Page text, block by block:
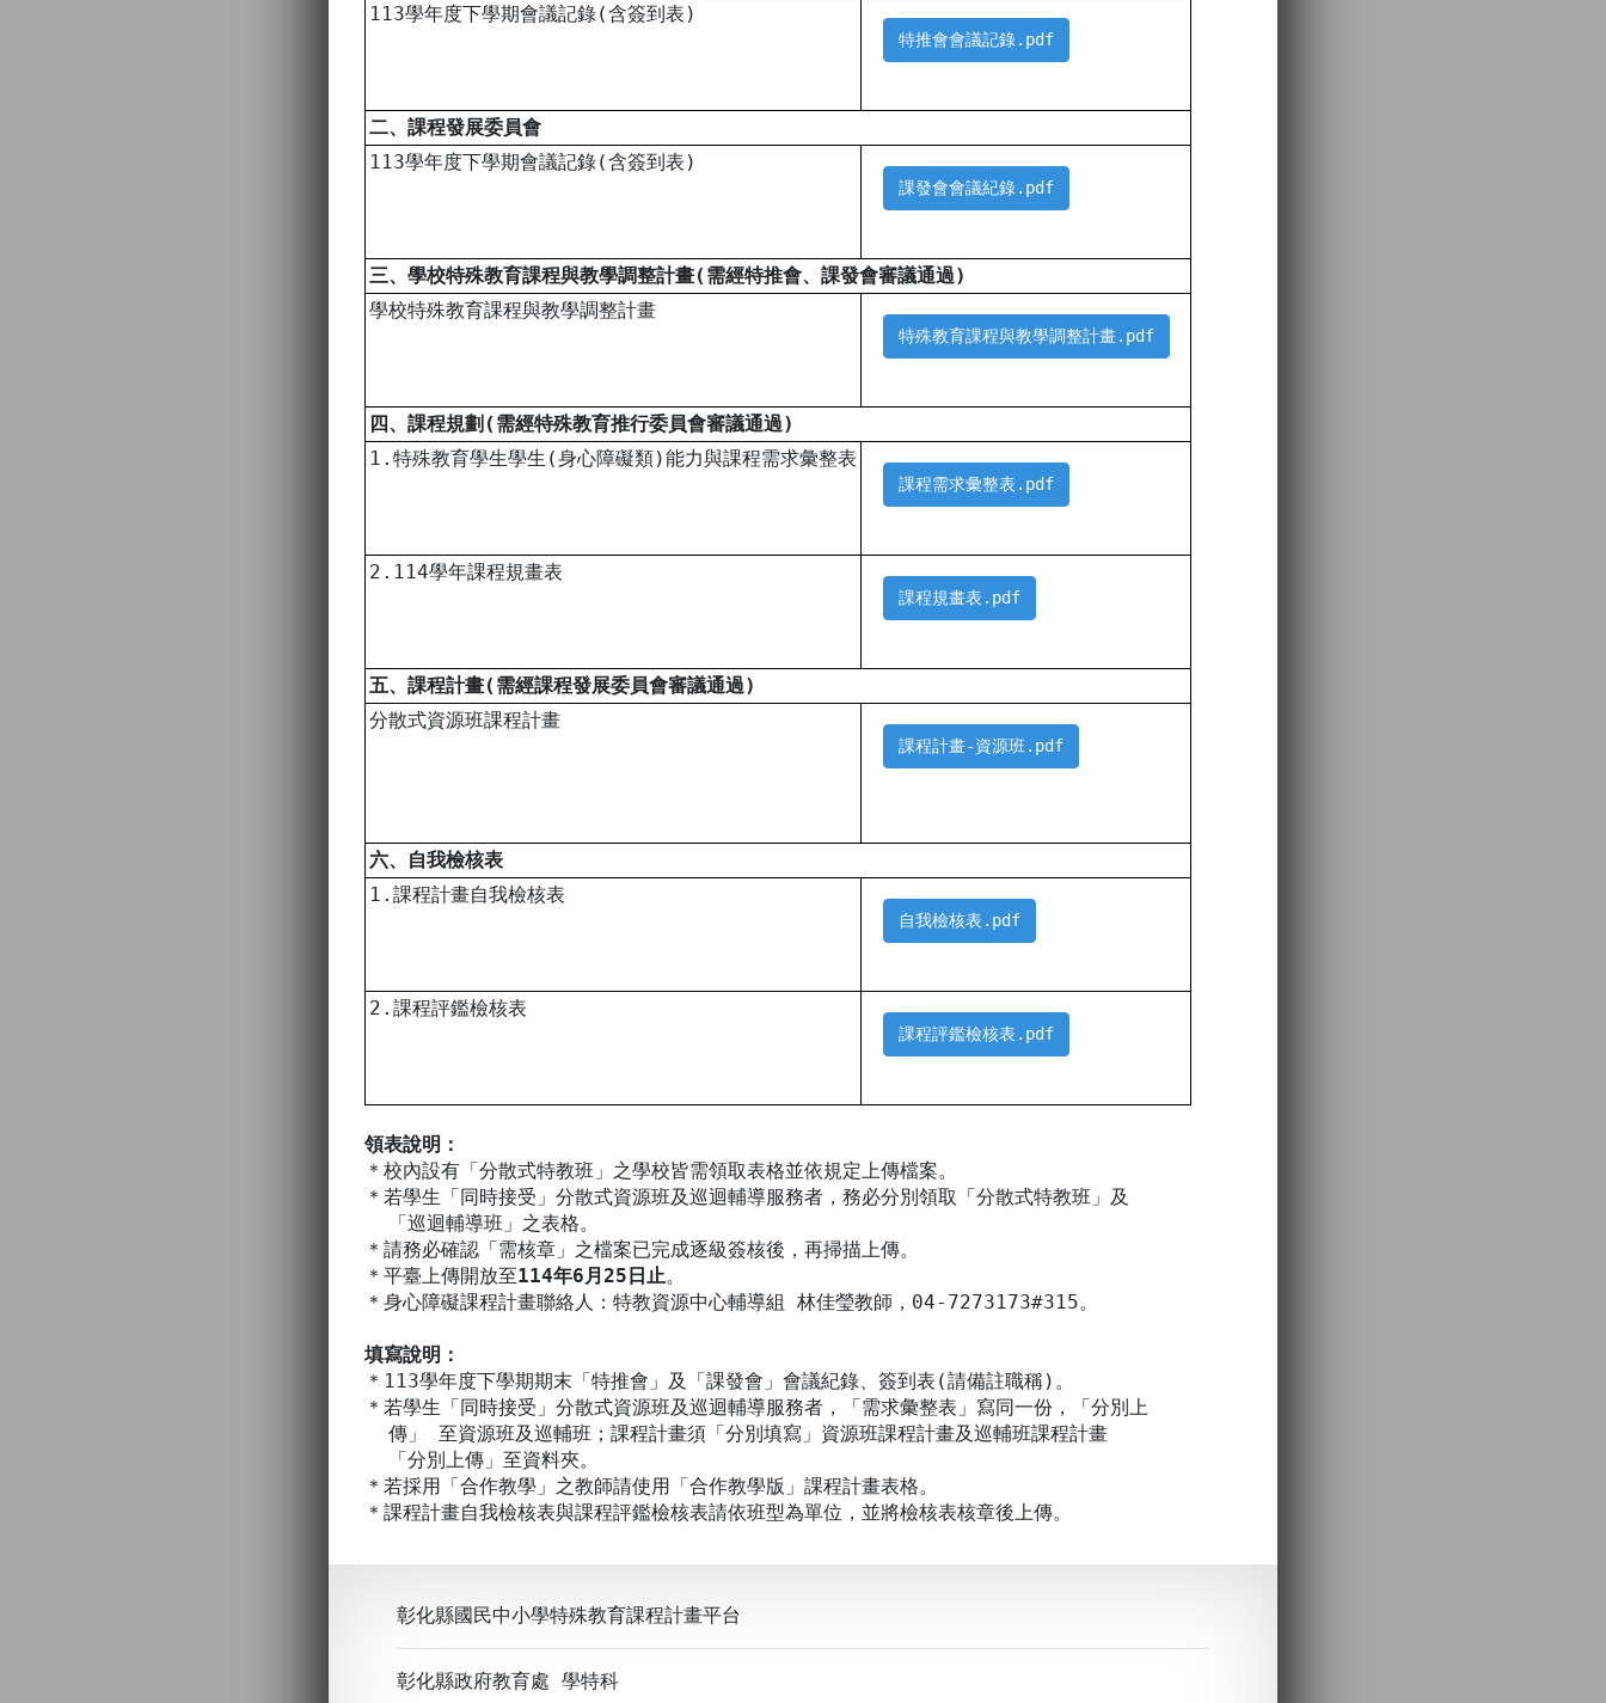
113學年度下學期會議記錄(含簽到表)
特推會會議記錄.pdf
二、課程發展委員會
113學年度下學期會議記錄(含簽到表)
課發會會議紀錄.pdf
三、學校特殊教育課程與教學調整計畫(需經特推會、課發會審議通過)
學校特殊教育課程與教學調整計畫
特殊教育課程與教學調整計畫.pdf
四、課程規劃(需經特殊教育推行委員會審議通過)
1.特殊教育學生學生(身心障礙類)能力與課程需求彙整表
課程需求彙整表.pdf
2.114學年課程規畫表
課程規畫表.pdf
五、課程計畫(需經課程發展委員會審議通過)
分散式資源班課程計畫
課程計畫-資源班.pdf
六、自我檢核表
1.課程計畫自我檢核表
自我檢核表.pdf
2.課程評鑑檢核表
課程評鑑檢核表.pdf
領表說明：
＊校內設有「分散式特教班」之學校皆需領取表格並依規定上傳檔案。
＊若學生「同時接受」分散式資源班及巡迴輔導服務者，務必分別領取「分散式特教班」及
「巡迴輔導班」之表格。
＊請務必確認「需核章」之檔案已完成逐級簽核後，再掃描上傳。
＊平臺上傳開放至114年6月25日止。
＊身心障礙課程計畫聯絡人：特教資源中心輔導組 林佳瑩教師，04-7273173#315。
填寫說明：
＊113學年度下學期期末「特推會」及「課發會」會議紀錄、簽到表(請備註職稱)。
＊若學生「同時接受」分散式資源班及巡迴輔導服務者，「需求彙整表」寫同一份，「分別上
傳」 至資源班及巡輔班；課程計畫須「分別填寫」資源班課程計畫及巡輔班課程計畫
「分別上傳」至資料夾。
＊若採用「合作教學」之教師請使用「合作教學版」課程計畫表格。
＊課程計畫自我檢核表與課程評鑑檢核表請依班型為單位，並將檢核表核章後上傳。
彰化縣國民中小學特殊教育課程計畫平台
彰化縣政府教育處 學特科